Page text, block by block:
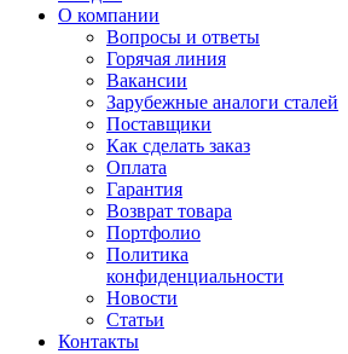
О компании
Вопросы и ответы
Горячая линия
Вакансии
Зарубежные аналоги сталей
Поставщики
Как сделать заказ
Оплата
Гарантия
Возврат товара
Портфолио
Политика
конфиденциальности
Новости
Статьи
Контакты